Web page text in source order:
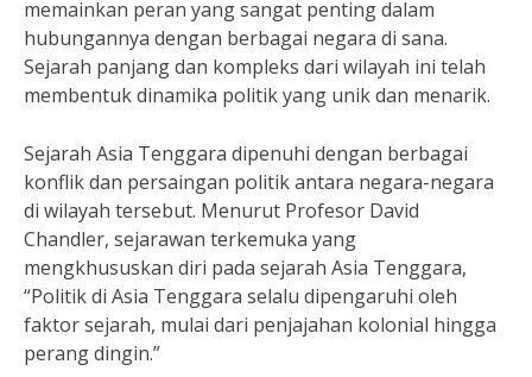
memainkan peran yang sangat penting dalam
hubungannya dengan berbagai negara di sana.
Sejarah panjang dan kompleks dari wilayah ini telah
membentuk dinamika politik yang unik dan menarik.
Sejarah Asia Tenggara dipenuhi dengan berbagai
konflik dan persaingan politik antara negara-negara
di wilayah tersebut. Menurut Profesor David
Chandler, sejarawan terkemuka yang
mengkhususkan diri pada sejarah Asia Tenggara,
“Politik di Asia Tenggara selalu dipengaruhi oleh
faktor sejarah, mulai dari penjajahan kolonial hingga
perang dingin.”